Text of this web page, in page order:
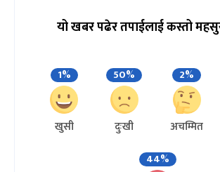
यो खबर पढेर तपाईलाई कस्तो
1%
खुसी
50%
दुःखी
2%
अचम्मित
44%